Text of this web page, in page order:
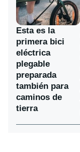
Esta es la
primera bici
eléctrica
plegable
preparada
también para
caminos de
tierra